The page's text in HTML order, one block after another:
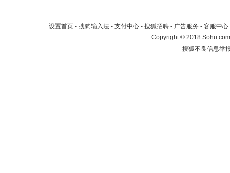
设置首页 - 搜狗输入法 - 支付中心 - 搜狐招聘 - 广告服务 - 客服中心
Copyright©2018
搜狐不良信息举